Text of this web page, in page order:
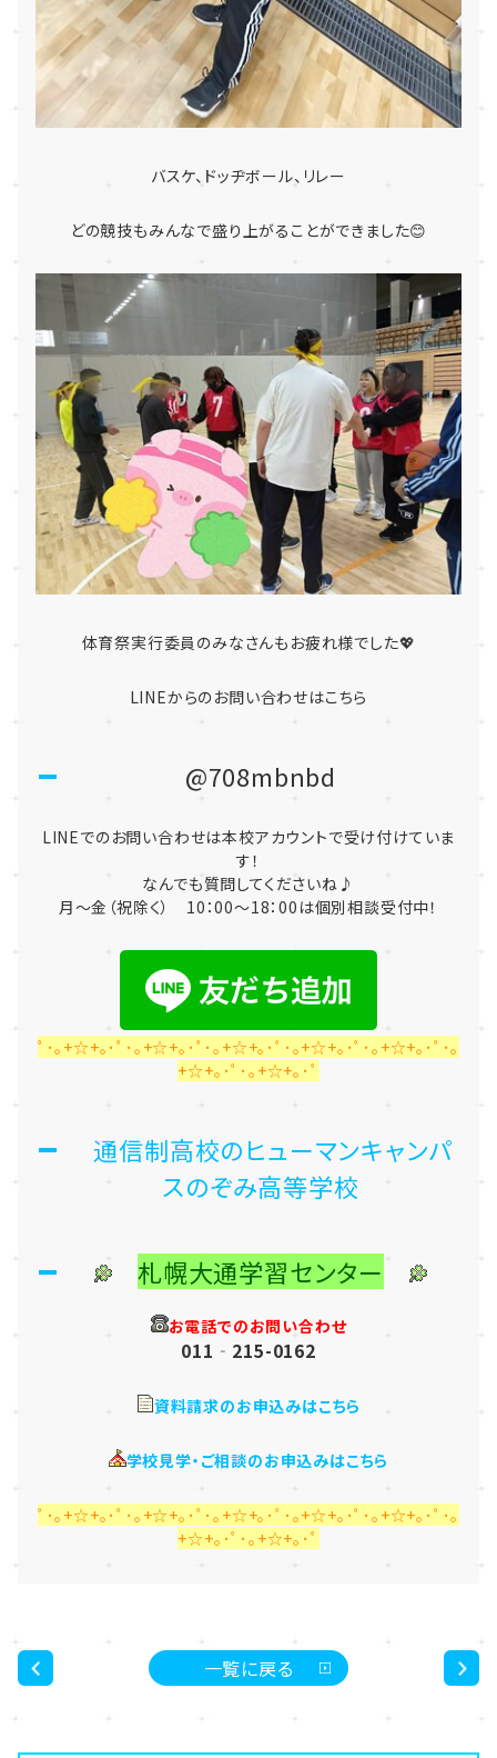
バスケ、ドッヂボール、リレー
どの競技もみんなで盛り上がることができました😊
体育祭実行委員のみなさんもお疲れ様でした💖
LINEからのお問い合わせはこちら
@708mbnbd
LINEでのお問い合わせは本校アカウントで受け付けていま
す！
なんでも質問してくださいね♪
月～金（祝除く） 10：00～18：00は個別相談受付中！
ﾟ･｡+☆+｡･ﾟ･｡+☆+｡･ﾟ･｡+☆+｡･ﾟ･｡+☆+｡･ﾟ･｡+☆+｡･ﾟ･｡
+☆+｡･ﾟ･｡+☆+｡･ﾟ
通信制高校のヒューマンキャンパ
スのぞみ高等学校
札幌大通学習センター
お電話でのお問い合わせ
011‐215-0162
資料請求のお申込みはこちら
学校見学・ご相談のお申込みはこちら
ﾟ･｡+☆+｡･ﾟ･｡+☆+｡･ﾟ･｡+☆+｡･ﾟ･｡+☆+｡･ﾟ･｡+☆+｡･ﾟ･｡
+☆+｡･ﾟ･｡+☆+｡･ﾟ
一覧に戻る